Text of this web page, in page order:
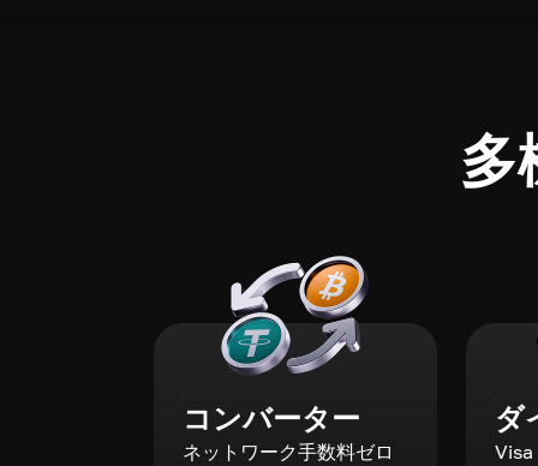
多
コンバーター
ネットワーク手数料ゼロ
ダ